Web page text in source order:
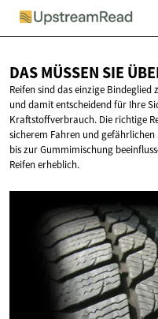
DAS MÜSSEN SIE
Reifen sind das einzige
und damit entscheidend für Ihre
Kraftstoffverbrauch. Die richtige
sicherem Fahren und
bis zur Gummimischung
Reifen erheblich.